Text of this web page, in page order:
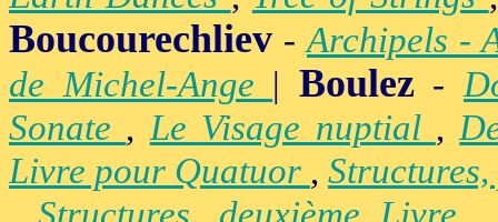
Boucourechliev -Archipels -
de Michel-Ange | Boulez-
Sonate ,Le Visage nuptial ,
Livre pour Quatuor ,